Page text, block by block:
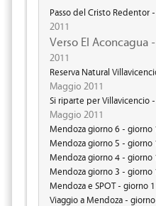
Passo del Cristo Redentor
2011
Verso El Aconcagua
2011
Reserva Natural
Maggio 2011
Si riparte per Villavicencio
Maggio 2011
Mendoza giorno 6 - giorno
Mendoza giorno 5 - giorno
Mendoza giorno 4 - giorno
Mendoza giorno 3 - giorno
Mendoza e SPOT - giorno
Viaggio a Mendoza -